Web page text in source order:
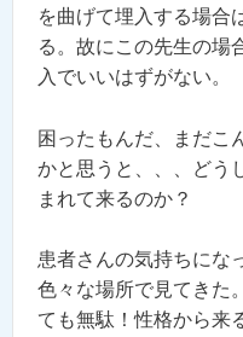
を曲げて埋入する場合
る。故にこの先生の場
入でいいはずがない。
困ったもんだ、まだこ
かと思うと、、、どう
まれて来るのか？
患者さんの気持ちにな
色々な場所で見てきた
ても無駄！性格から来